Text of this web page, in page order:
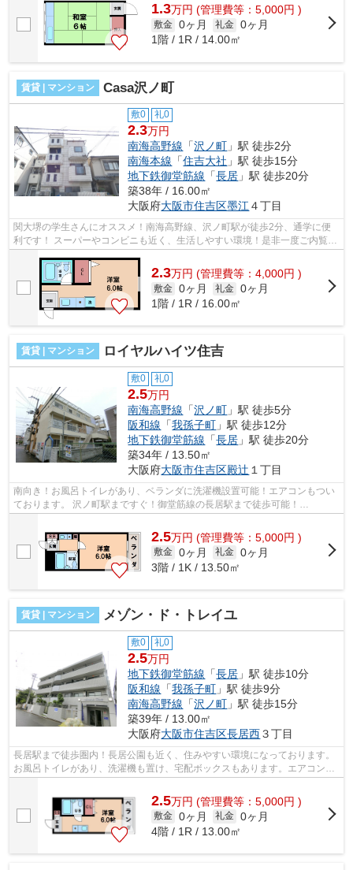
1.3万円 (管理費等：5,000円 )
敷金 0ヶ月 礼金 0ヶ月
1階 / 1R / 14.00㎡
賃貸 | マンション Casa沢ノ町
敷0 礼0
2.3万円
南海高野線 「沢ノ町 」駅 徒歩2分
南海本線 「住吉大社 」駅 徒歩15分
地下鉄御堂筋線 「長居 」駅 徒歩20分
築38年 / 16.00㎡
大阪府大阪市住吉区墨江４丁目
関大堺の学生さんにオススメ！南海高野線、沢ノ町駅が徒歩2分、通学に便
利です！ スーパーやコンビニも近く、生活しやすい環境！是非一度ご内覧に
2.3万円 (管理費等：4,000円 )
敷金 0ヶ月 礼金 0ヶ月
1階 / 1R / 16.00㎡
賃貸 | マンション ロイヤルハイツ住吉
敷0 礼0
2.5万円
南海高野線 「沢ノ町 」駅 徒歩5分
阪和線 「我孫子町 」駅 徒歩12分
地下鉄御堂筋線 「長居 」駅 徒歩20分
築34年 / 13.50㎡
大阪府大阪市住吉区殿辻 １丁目
南向き！お風呂トイレがあり、ベランダに洗濯機設置可能！エアコンもつい
ております。 沢ノ町駅まですぐ！御堂筋線の長居駅まで徒歩可能！
■□■□■□■□■□■□■□■□■□■□■□■□■□■□■□■□■□■□■□■...
2.5万円 (管理費等：5,000円 )
敷金 0ヶ月 礼金 0ヶ月
3階 / 1K / 13.50㎡
賃貸 | マンション メゾン・ド・トレイユ
敷0 礼0
2.5万円
地下鉄御堂筋線 「長居 」駅 徒歩10分
阪和線 「我孫子町 」駅 徒歩9分
南海高野線 「沢ノ町 」駅 徒歩15分
築39年 / 13.00㎡
大阪府大阪市住吉区長居西３丁目
長居駅まで徒歩圏内！長居公園も近く、住みやすい環境になっております。
お風呂トイレがあり、洗濯機も置け、宅配ボックスもあります。エアコン付
2.5万円 (管理費等：5,000円 )
敷金 0ヶ月 礼金 0ヶ月
4階 / 1R / 13.00㎡